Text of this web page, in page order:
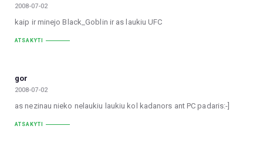
2008-07-02
kaip ir minejo Black_Goblin ir as laukiu UFC
ATSAKYTI
gor
2008-07-02
as nezinau nieko nelaukiu laukiu kol kadanors ant PC padaris:-]
ATSAKYTI